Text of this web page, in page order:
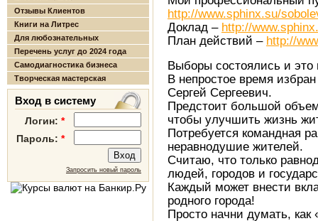
Отзывы Клиентов
Книги на Литрес
Для любознательных
Перечень услуг до 2024 года
Самодиагностика бизнеса
Творческая мастерская
Вход в систему
Логин: *
Пароль: *
Запросить новый пароль
http://www.sphinx.su/
Доклад – http://
План действий – http://
Выборы состоялись и это
В непростое время избран
Сергей Сергеевич.
Предстоит большой
чтобы улучшить жизнь
Потребуется командная
неравнодушие жителей.
Считаю, что только
людей, городов и
Каждый может внести
родного города!
Просто начни думать, как